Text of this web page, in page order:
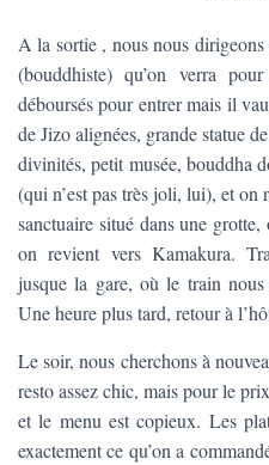
A la sortie , nous nous
(bouddhiste) qu’on verra
déboursés pour entrer mais il
de Jizo alignées, grande statue
divinités, petit musée, bouddha
(qui n’est pas très joli, lui), et on
sanctuaire situé dans une
on revient vers Kamakura.
jusque la gare, où le train
Une heure plus tard, retour à
Le soir, nous cherchons à
resto assez chic, mais pour le
et le menu est copieux. Les
exactement ce qu’on a